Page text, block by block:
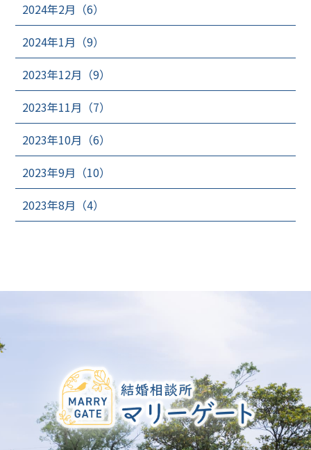
2024年2月（6）
2024年1月（9）
2023年12月（9）
2023年11月（7）
2023年10月（6）
2023年9月（10）
2023年8月（4）